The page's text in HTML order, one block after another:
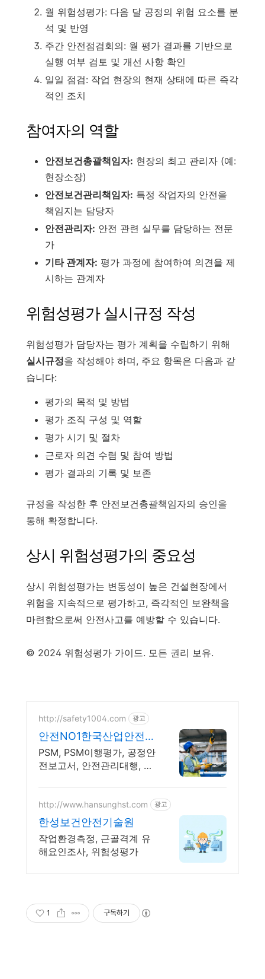
월 위험성평가: 다음 달 공정의 위험 요소를 분
석 및 반영
주간 안전점검회의: 월 평가 결과를 기반으로
실행 여부 검토 및 개선 사항 확인
일일 점검: 작업 현장의 현재 상태에 따른 즉각
적인 조치
참여자의 역할
안전보건총괄책임자: 현장의 최고 관리자 (예:
현장소장)
안전보건관리책임자: 특정 작업자의 안전을
책임지는 담당자
안전관리자: 안전 관련 실무를 담당하는 전문
가
기타 관계자: 평가 과정에 참여하여 의견을 제
시하는 관계자
위험성평가 실시규정 작성
위험성평가 담당자는 평가 계획을 수립하기 위해
실시규정을 작성해야 하며, 주요 항목은 다음과 같
습니다:
평가의 목적 및 방법
평가 조직 구성 및 역할
평가 시기 및 절차
근로자 의견 수렴 및 참여 방법
평가 결과의 기록 및 보존
규정을 작성한 후 안전보건총괄책임자의 승인을
통해 확정합니다.
상시 위험성평가의 중요성
상시 위험성평가는 변동성이 높은 건설현장에서
위험을 지속적으로 평가하고, 즉각적인 보완책을
마련함으로써 안전사고를 예방할 수 있습니다.
© 2024 위험성평가 가이드. 모든 권리 보유.
http://safety1004.com 광고
안전NO1한국산업안전관
리원 고용노동부지정 안
전전문기관
PSM, PSM이행평가, 공정안
전보고서, 안전관리대행, 유
http://www.hansunghst.com 광고
한성보건안전기술원
작업환경측정, 근골격계 유
해요인조사, 위험성평가
1 구독하기